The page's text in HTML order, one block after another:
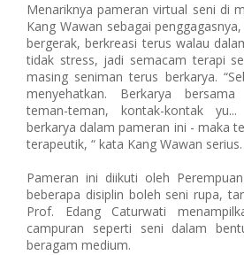
Menariknya pameran virtual seni di
Kang Wawan sebagai
bergerak, berkreasi terus walau
tidak stress, jadi semacam terapi
masing seniman terus berkarya.
menyehatkan. Berkarya
teman-teman, kontak-kontak
berkarya dalam pameran ini - maka
terapeutik, “ kata Kang Wawan serius.
Pameran ini diikuti oleh
beberapa disiplin boleh seni rupa,
Prof. Edang Caturwati
campuran seperti seni dalam
beragam medium.